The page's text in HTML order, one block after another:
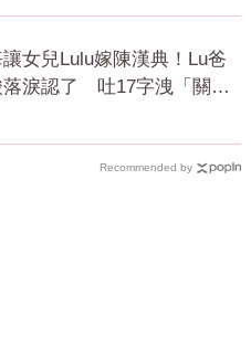
女兒Lulu嫁陳漢典！Lu爸
落淚認了 吐17字洩「關鍵
Recommended by